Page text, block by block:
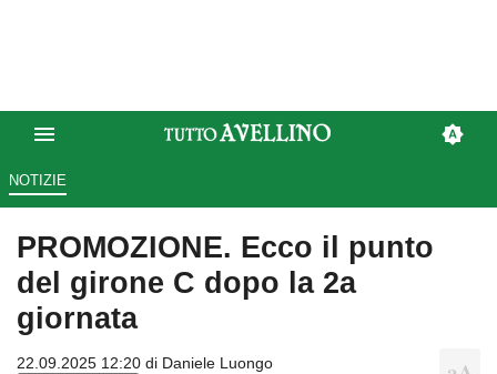
NOTIZIE
PROMOZIONE. Ecco il punto
del girone C dopo la 2a
giornata
22.09.2025 12:20 di Daniele Luongo